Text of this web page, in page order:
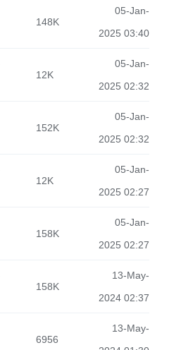
148K
05-Jan-
2025 03:40
12K
05-Jan-
2025 02:32
152K
05-Jan-
2025 02:32
12K
05-Jan-
2025 02:27
158K
05-Jan-
2025 02:27
158K
13-May-
2024 02:37
6956
13-May-